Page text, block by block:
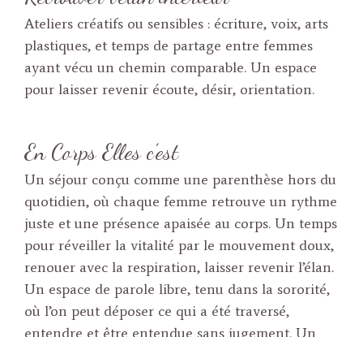
Ateliers créatifs ou sensibles : écriture, voix, arts
plastiques, et temps de partage entre femmes
ayant vécu un chemin comparable. Un espace
pour laisser revenir écoute, désir, orientation.
En Corps Elles c’est
Un séjour conçu comme une parenthèse hors du
quotidien, où chaque femme retrouve un rythme
juste et une présence apaisée au corps. Un temps
pour réveiller la vitalité par le mouvement doux,
renouer avec la respiration, laisser revenir l’élan.
Un espace de parole libre, tenu dans la sororité,
où l’on peut déposer ce qui a été traversé,
entendre et être entendue sans jugement. Un